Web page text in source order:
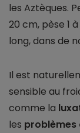
les Aztèques.
20 cm, pèse 1
long, dans de
Il est
sensible au
comme la
les